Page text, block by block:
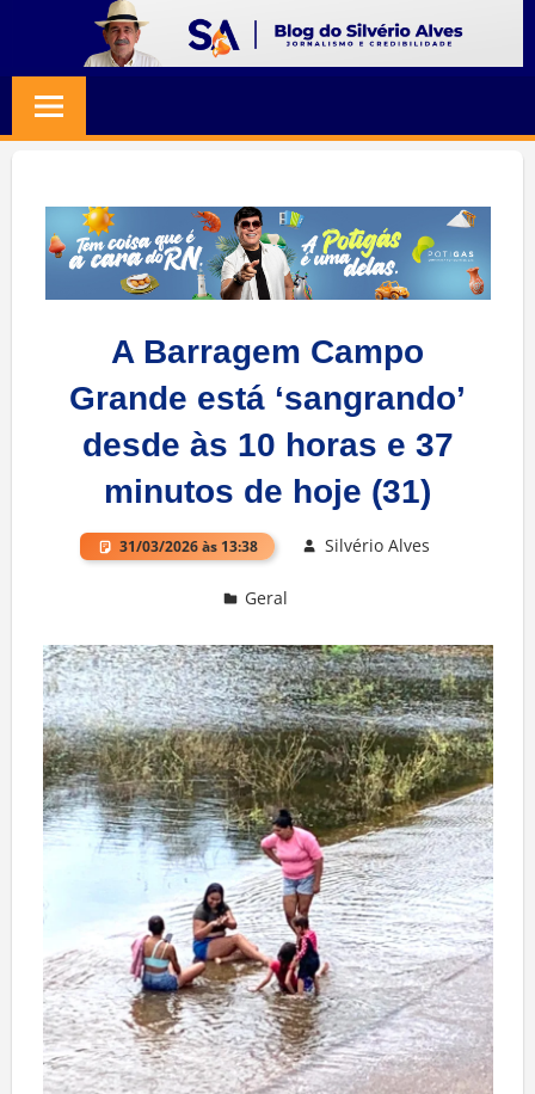
content
SILVERIO
ALVES
Jornalismo
Credibilidade
A Barragem Campo
Grande está ‘sangrando’
desde às 10 horas e 37
minutos de hoje (31)
31/03/2026 às 13:38 Silvério Alves
Geral